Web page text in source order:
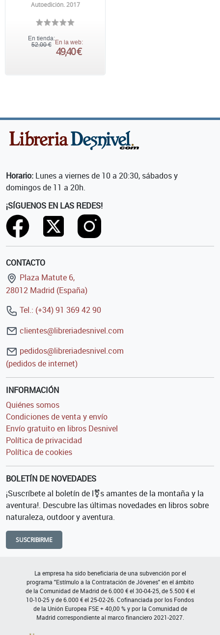
Autoedición. 2017
En tienda:
52,00 € En la web:
49,40 €
Horario: Lunes a viernes de 10 a 20:30, sábados y
domingos de 11 a 20h.
¡SÍGUENOS EN LAS REDES!
CONTACTO
Plaza Matute 6,
28012 Madrid (España)
Tel.: (+34) 91 369 42 90
clientes@libreriadesnivel.com
pedidos@libreriadesnivel.com
(pedidos de internet)
INFORMACIÓN
Quiénes somos
Condiciones de venta y envío
Envío gratuito en libros Desnivel
Política de privacidad
Política de cookies
BOLETÍN DE NOVEDADES
¡Suscríbete al boletín de l⚧s amantes de la montaña y la
aventura!. Descubre las últimas novedades en libros sobre
naturaleza, outdoor y aventura.
SUSCRIBIRME
La empresa ha sido beneficiaria de una subvención por el
programa "Estímulo a la Contratación de Jóvenes" en el ámbito
de la Comunidad de Madrid de 6.000 € el 30-04-25, de 5.500 € el
10-10-25 y de 6.000 € el 25-02-26. Cofinanciada por los Fondos
de la Unión Europea FSE + 40,00 % y por la Comunidad de
Madrid correspondiente al marco financiero 2021-2027.